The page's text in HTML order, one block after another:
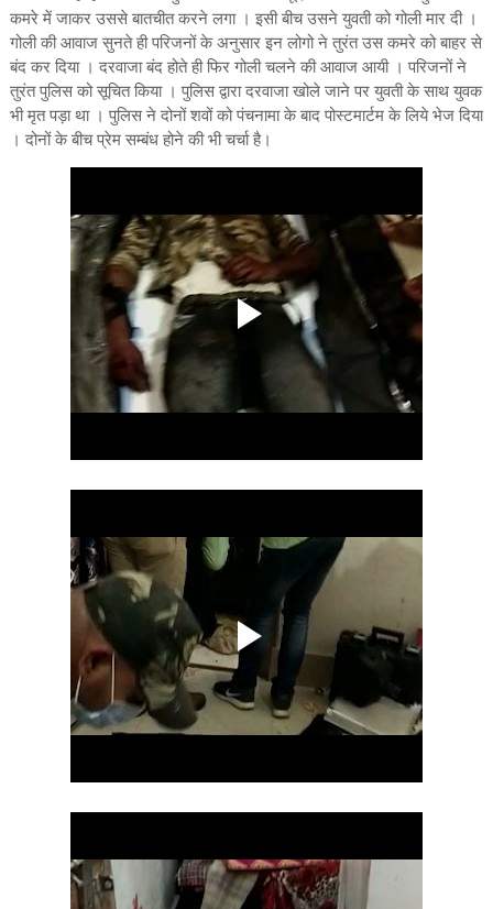
कमरे में जाकर उससे बातचीत करने लगा । इसी बीच उसने युवती को गोली मार दी ।
गोली की आवाज सुनते ही परिजनों के अनुसार इन लोगो ने तुरंत उस कमरे को बाहर से
बंद कर दिया । दरवाजा बंद होते ही फिर गोली चलने की आवाज आयी । परिजनों ने
तुरंत पुलिस को सूचित किया । पुलिस द्वारा दरवाजा खोले जाने पर युवती के साथ युवक
भी मृत पड़ा था । पुलिस ने दोनों शवों को पंचनामा के बाद पोस्टमार्टम के लिये भेज दिया
। दोनों के बीच प्रेम सम्बंध होने की भी चर्चा है।